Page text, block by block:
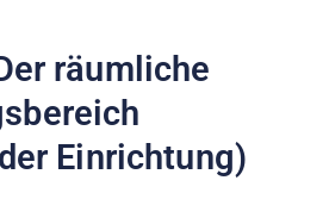
Einrichtung)